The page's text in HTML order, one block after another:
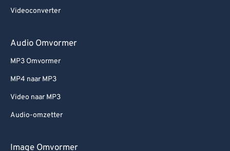
Videoconverter
Audio Omvormer
MP3 Omvormer
MP4 naar MP3
Video naar MP3
Audio-omzetter
Image Omvormer